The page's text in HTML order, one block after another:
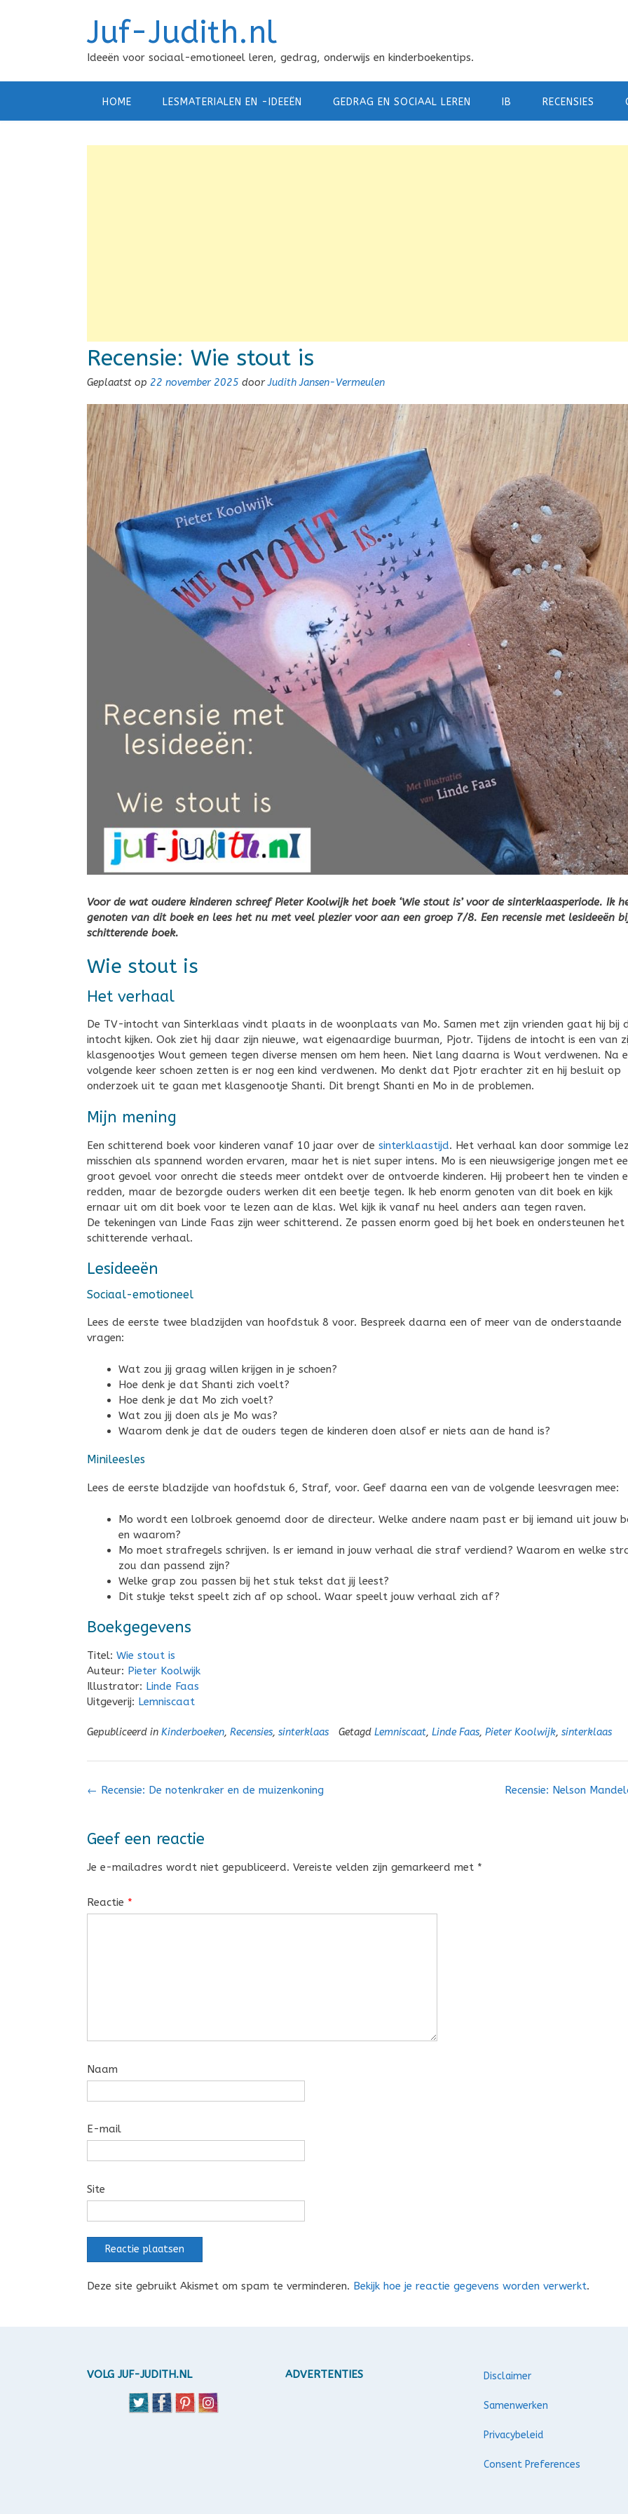
Juf-Judith.nl
Ideeën voor sociaal-emotioneel leren, gedrag, onderwijs en kinderboekentips.
HOME LESMATERIALEN EN -IDEEËN GEDRAG EN SOCIAAL LEREN IB RECENSIES
Recensie: Wie stout is
Geplaatst op 22 november 2025 doorJudith Jansen-Vermeulen
Voor de wat oudere kinderen schreef Pieter Koolwijk het boek ‘Wie stout is’ voor de sinterklaasperiode. Ik
genoten van dit boek en lees het nu met veel plezier voor aan een groep 7/8. Een recensie met lesideeën
schitterende boek.
Wie stout is
Het verhaal
De TV-intocht van Sinterklaas vindt plaats in de woonplaats van Mo. Samen met zijn vrienden gaat hij bij
intocht kijken. Ook ziet hij daar zijn nieuwe, wat eigenaardige buurman, Pjotr. Tijdens de intocht is een van
klasgenootjes Wout gemeen tegen diverse mensen om hem heen. Niet lang daarna is Wout verdwenen. Na
volgende keer schoen zetten is er nog een kind verdwenen. Mo denkt dat Pjotr erachter zit en hij besluit op
onderzoek uit te gaan met klasgenootje Shanti. Dit brengt Shanti en Mo in de problemen.
Mijn mening
Een schitterend boek voor kinderen vanaf 10 jaar over de sinterklaastijd. Het verhaal kan door sommige
misschien als spannend worden ervaren, maar het is niet super intens. Mo is een nieuwsigerige jongen met
groot gevoel voor onrecht die steeds meer ontdekt over de ontvoerde kinderen. Hij probeert hen te vinden
redden, maar de bezorgde ouders werken dit een beetje tegen. Ik heb enorm genoten van dit boek en kijk
ernaar uit om dit boek voor te lezen aan de klas. Wel kijk ik vanaf nu heel anders aan tegen raven.
De tekeningen van Linde Faas zijn weer schitterend. Ze passen enorm goed bij het boek en ondersteunen het
schitterende verhaal.
Lesideeën
Sociaal-emotioneel
Lees de eerste twee bladzijden van hoofdstuk 8 voor. Bespreek daarna een of meer van de onderstaande
vragen:
Wat zou jij graag willen krijgen in je schoen?
Hoe denk je dat Shanti zich voelt?
Hoe denk je dat Mo zich voelt?
Wat zou jij doen als je Mo was?
Waarom denk je dat de ouders tegen de kinderen doen alsof er niets aan de hand is?
Minileesles
Lees de eerste bladzijde van hoofdstuk 6, Straf, voor. Geef daarna een van de volgende leesvragen mee:
Mo wordt een lolbroek genoemd door de directeur. Welke andere naam past er bij iemand uit jouw
en waarom?
Mo moet strafregels schrijven. Is er iemand in jouw verhaal die straf verdiend? Waarom en welke
zou dan passend zijn?
Welke grap zou passen bij het stuk tekst dat jij leest?
Dit stukje tekst speelt zich af op school. Waar speelt jouw verhaal zich af?
Boekgegevens
Titel: Wie stout is
Auteur: Pieter Koolwijk
Illustrator: Linde Faas
Uitgeverij: Lemniscaat
Gepubliceerd in Kinderboeken, Recensies, sinterklaas Getagd Lemniscaat, Linde Faas, Pieter Koolwijk, sinterklaas
Bericht
Recensie: Nelson
← Recensie: De notenkraker en de muizenkoning
Geef een reactie
Je e-mailadres wordt niet gepubliceerd. Vereiste velden zijn gemarkeerd met *
Reactie *
Naam
E-mail
Site
Deze site gebruikt Akismet om spam te verminderen. Bekijk hoe je reactie gegevens worden verwerkt.
VOLG JUF-JUDITH.NL ADVERTENTIES Disclaimer
Samenwerken
Privacybeleid
Consent Preferences